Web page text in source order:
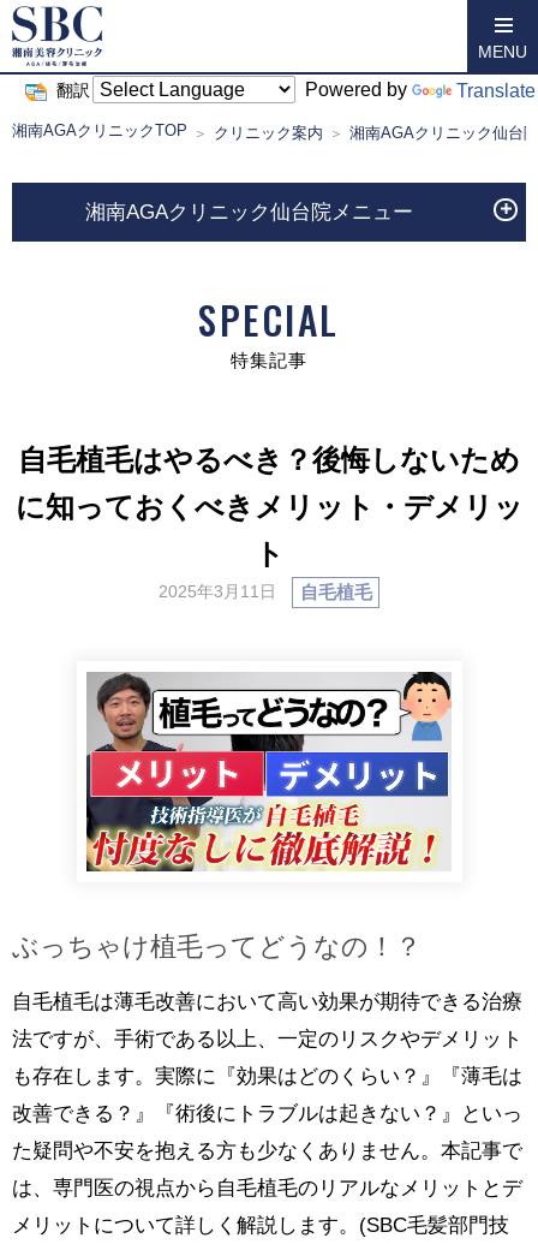
翻訳 Powered by Translate
MENU
湘南AGAクリニックTOP クリニック案内 湘南AGAクリニック仙台院
湘南AGAクリニック仙台院メニュー
SPECIAL
特集記事
自毛植毛はやるべき？後悔しないため
に知っておくべきメリット・デメリッ
ト
2025年3月11日 自毛植毛
ぶっちゃけ植毛ってどうなの！？
自毛植毛は薄毛改善において高い効果が期待できる治療
法ですが、手術である以上、一定のリスクやデメリット
も存在します。実際に『効果はどのくらい？』『薄毛は
改善できる？』『術後にトラブルは起きない？』といっ
た疑問や不安を抱える方も少なくありません。本記事で
は、専門医の視点から自毛植毛のリアルなメリットとデ
メリットについて詳しく解説します。(SBC毛髪部門技